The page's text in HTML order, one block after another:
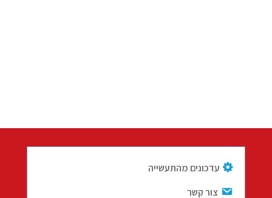
עדכונים מהתעשייה
צור קשר